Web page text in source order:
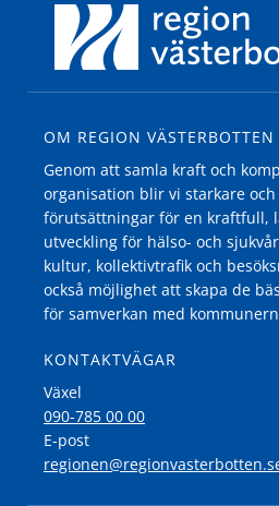
OM REGION VÄSTERBOTTEN
Genom att samla kraft och
organisation blir vi starkare
förutsättningar för en kraftfull,
utveckling för hälso- och
kultur, kollektivtrafik och
också möjlighet att skapa de
för samverkan med
KONTAKTVÄGAR
Växel
090-785 00 00
E-post